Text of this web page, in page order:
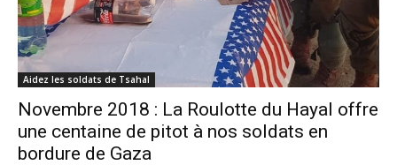
Aidez les soldats de Tsahal
Novembre 2018 : La Roulotte du Hayal offre
une centaine de pitot à nos soldats en
bordure de Gaza